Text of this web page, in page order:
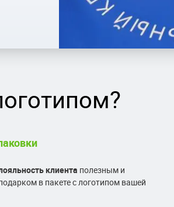
клиента полезным и
в пакете с логотипом вашей